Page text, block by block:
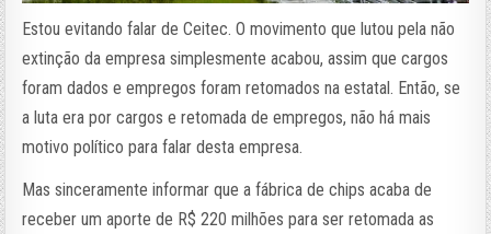
Estou evitando falar de Ceitec. O movimento que lutou pela não
extinção da empresa simplesmente acabou, assim que cargos
foram dados e empregos foram retomados na estatal. Então, se
a luta era por cargos e retomada de empregos, não há mais
motivo político para falar desta empresa.
Mas sinceramente informar que a fábrica de chips acaba de
receber um aporte de R$ 220 milhões para ser retomada as